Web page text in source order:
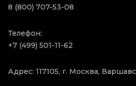
8 (800) 707-53-08
Телефон:
+7 (499) 501-11-62
Адрес: 117105, г. Москва,